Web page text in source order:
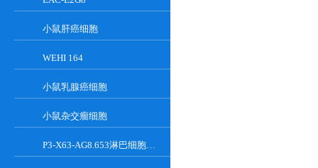
小鼠肝癌细胞
WEHI 164
小鼠乳腺癌细胞
小鼠杂交瘤细胞
P3-X63-AG8.653淋巴细胞小鼠骨髓瘤细胞